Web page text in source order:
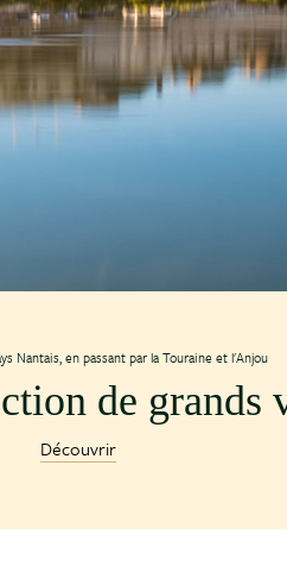
Nantais, en passant par la Touraine et l'Anjou
de grands
Découvrir